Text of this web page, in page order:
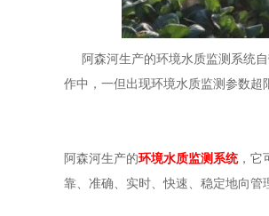
阿森河生产的环境水质监测系统自
作中，一但出现环境水质监测参数超
阿森河生产的环境水质监测系统，它
靠、准确、实时、快速、稳定地向管